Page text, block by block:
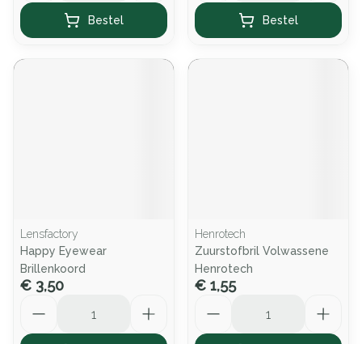
Bestel Bestel
Lensfactory
Happy Eyewear
Brillenkoord
€ 3,50
Henrotech
Zuurstofbril Volwassene
Henrotech
€ 1,55